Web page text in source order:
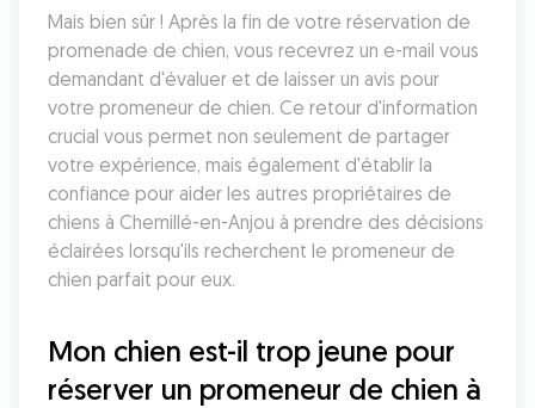
Mais bien sûr ! Après la fin de votre réservation de
promenade de chien, vous recevrez un e-mail vous
demandant d'évaluer et de laisser un avis pour
votre promeneur de chien. Ce retour d'information
crucial vous permet non seulement de partager
votre expérience, mais également d'établir la
confiance pour aider les autres propriétaires de
chiens à Chemillé-en-Anjou à prendre des décisions
éclairées lorsqu'ils recherchent le promeneur de
chien parfait pour eux.
Mon chien est-il trop jeune pour
réserver un promeneur de chien à